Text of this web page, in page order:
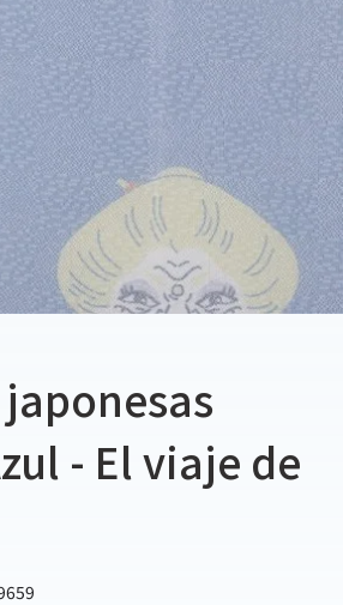
- El viaje de